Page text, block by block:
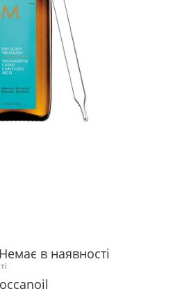
в наявності